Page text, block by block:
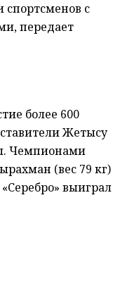
с
передает
более 600
Жетысу
Чемпионами
(вес 79 кг)
выиграл